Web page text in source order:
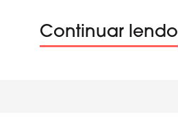
Continuar lendo